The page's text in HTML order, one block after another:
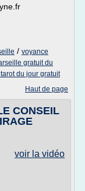
/ voyance
gratuit du
du jour gratuit
Haut de page
CONSEIL
voir la vidéo